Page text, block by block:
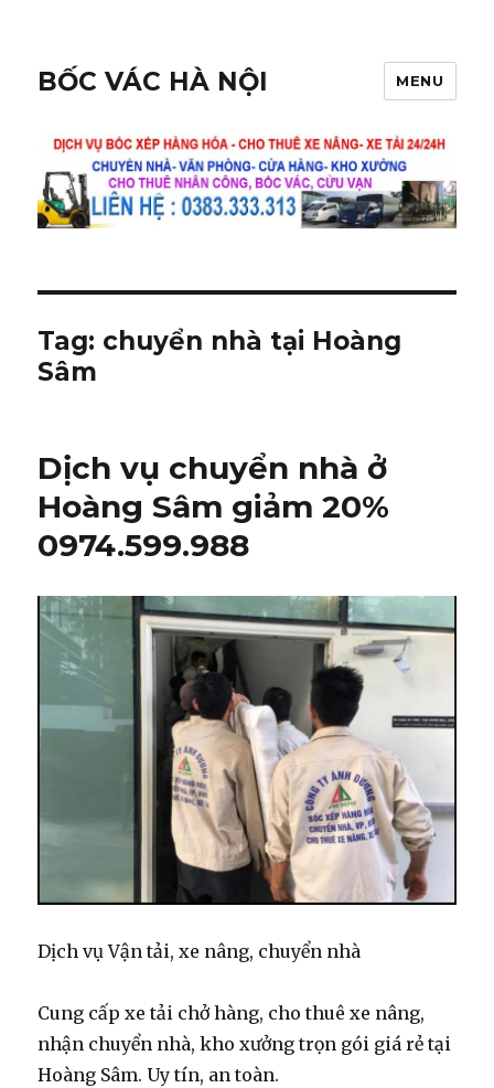
BỐC VÁC HÀ NỘI MENU
Tag: chuyển nhà tại Hoàng
Sâm
Dịch vụ chuyển nhà ở
Hoàng Sâm giảm 20%
0974.599.988
Dịch vụ Vận tải, xe nâng, chuyển nhà
Cung cấp xe tải chở hàng, cho thuê xe nâng,
nhận chuyển nhà, kho xưởng trọn gói giá rẻ tại
Hoàng Sâm. Uy tín, an toàn.